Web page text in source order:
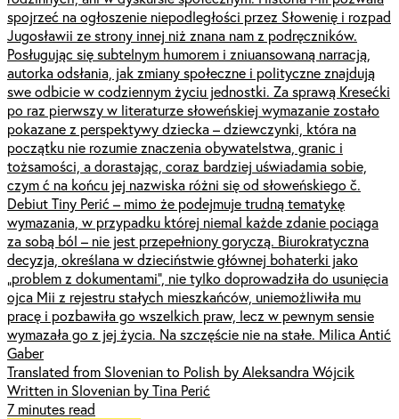
spojrzeć na ogłoszenie niepodległości przez Słowenię i rozpad
Jugosławii ze strony innej niż znana nam z podręczników.
Posługując się subtelnym humorem i zniuansowaną narracją,
autorka odsłania, jak zmiany społeczne i polityczne znajdują
swe odbicie w codziennym życiu jednostki. Za sprawą Kresećki
po raz pierwszy w literaturze słoweńskiej wymazanie zostało
pokazane z perspektywy dziecka – dziewczynki, która na
początku nie rozumie znaczenia obywatelstwa, granic i
tożsamości, a dorastając, coraz bardziej uświadamia sobie,
czym ć na końcu jej nazwiska różni się od słoweńskiego č.
Debiut Tiny Perić – mimo że podejmuje trudną tematykę
wymazania, w przypadku której niemal każde zdanie pociąga
za sobą ból – nie jest przepełniony goryczą. Biurokratyczna
decyzja, określana w dzieciństwie głównej bohaterki jako
„problem z dokumentami”, nie tylko doprowadziła do usunięcia
ojca Mii z rejestru stałych mieszkańców, uniemożliwiła mu
pracę i pozbawiła go wszelkich praw, lecz w pewnym sensie
wymazała go z jej życia. Na szczęście nie na stałe. Milica Antić
Gaber
Translated from Slovenian to Polish by Aleksandra Wójcik
Written in Slovenian by Tina Perić
7 minutes read